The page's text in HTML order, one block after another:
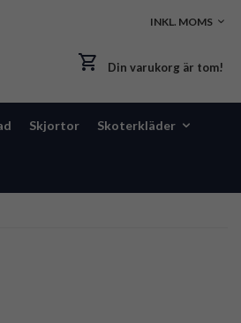
Din varukorg är tom!
Skjortor Skoterkläder